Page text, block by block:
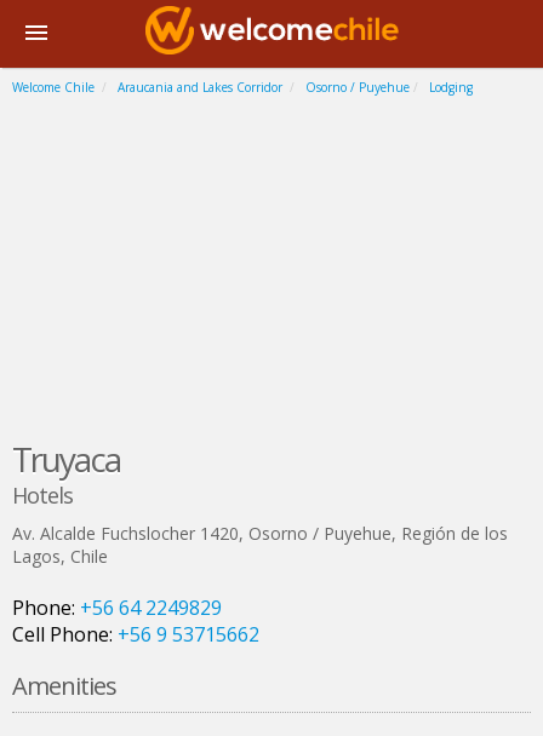
Welcome Chile Araucania and Lakes Corridor Osorno / Puyehue Lodging
Truyaca
Hotels
Av. Alcalde Fuchslocher 1420, Osorno / Puyehue, Región de los
Lagos, Chile
Phone: +56 64 2249829
Cell Phone: +56 9 53715662
Amenities